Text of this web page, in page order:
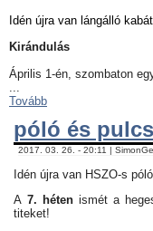
Idén újra van lángálló
Kirándulás
Április 1-én, szombaton
...
Tovább
póló és
2017. 03. 26. - 20:11 |
Idén újra van HSZO-s
A7. hétenismét a
titeket!